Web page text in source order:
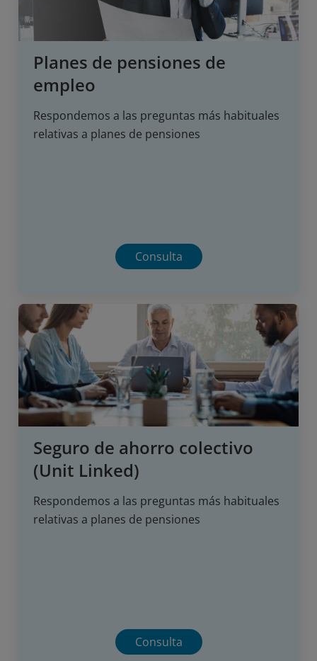
Planes de pensiones de
empleo
Respondemos a las preguntas más habituales
relativas a planes de pensiones
Consulta
Seguro de ahorro colectivo
(Unit Linked)
Respondemos a las preguntas más habituales
relativas a planes de pensiones
Consulta